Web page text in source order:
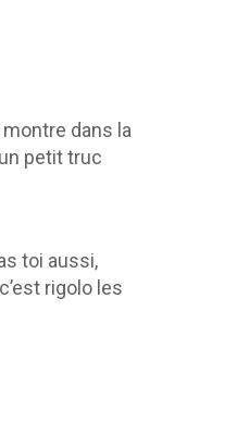
montre dans la
petit truc
toi aussi,
rigolo les